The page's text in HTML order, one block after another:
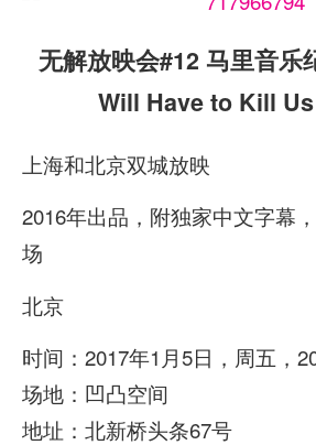
无解放映会#12 马里音乐
Will Have to Kill Us
上海和北京双城放映
2016年出品，附独家中文字幕
场
北京
时间：2017年1月5日，周五，
场地：凹凸空间
地址：北新桥头条67号